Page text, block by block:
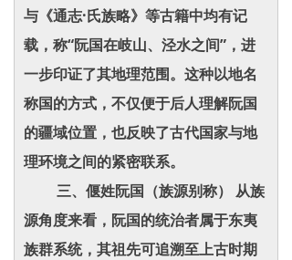
与《通志·氏族略》等古籍中均有记
载，称“阮国在岐山、泾水之间”，进
一步印证了其地理范围。这种以地名
称国的方式，不仅便于后人理解阮国
的疆域位置，也反映了古代国家与地
理环境之间的紧密联系。
三、偃姓阮国（族源别称） 从族
源角度来看，阮国的统治者属于东夷
族群系统，其祖先可追溯至上古时期